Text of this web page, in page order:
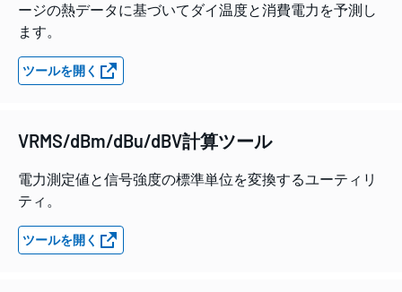
ージの熱データに基づいてダイ温度と消費電力を予測し
ます。
ツールを開く
VRMS/dBm/dBu/dBV計算ツール
電力測定値と信号強度の標準単位を変換するユーティリ
ティ。
ツールを開く